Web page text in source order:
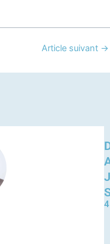
Article suivant →